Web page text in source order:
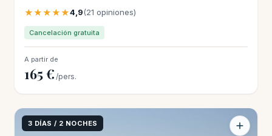
★★★★★4,9(21 opiniones)
Cancelación gratuita
A partir de
165 € /pers.
3 DÍAS / 2 NOCHES